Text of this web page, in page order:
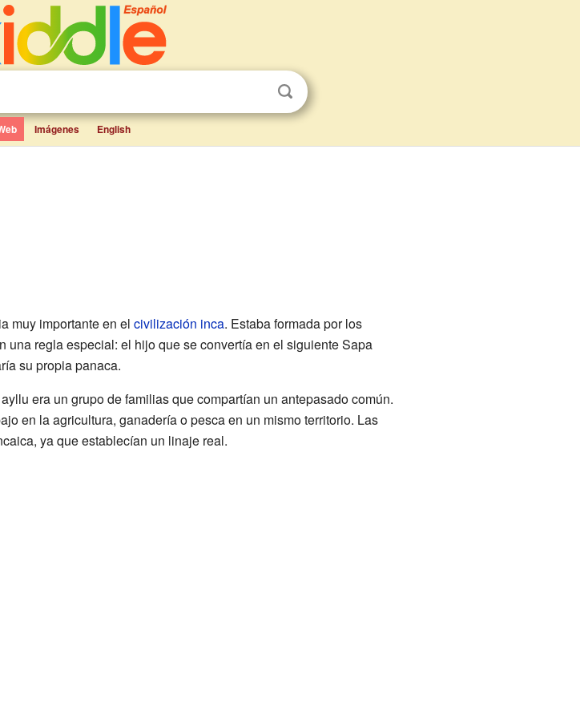
Imágenes English
muy importante en el civilización inca. Estaba formada por los
una regla especial: el hijo que se convertía en el siguiente Sapa
su propia panaca.
era un grupo de familias que compartían un antepasado común.
en la agricultura, ganadería o pesca en un mismo territorio. Las
ya que establecían un linaje real.